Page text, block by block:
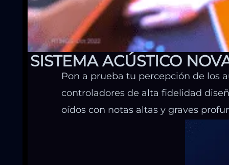
SISTEMA ACÚSTICO
Pon a prueba tu percepción de los
controladores de alta fidelidad
oídos con notas altas y graves